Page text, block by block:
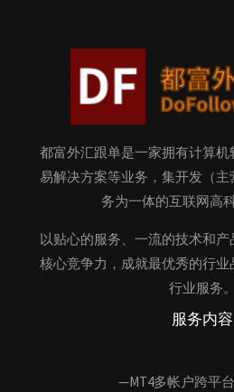
都富外汇跟单是一家拥有计算
易解决方案等业务，集开发（
务为一体的互联网高
以贴心的服务、一流的技术和
核心竞争力，成就最优秀的行
行业服务。
服务内容
—MT4多帐户跨平